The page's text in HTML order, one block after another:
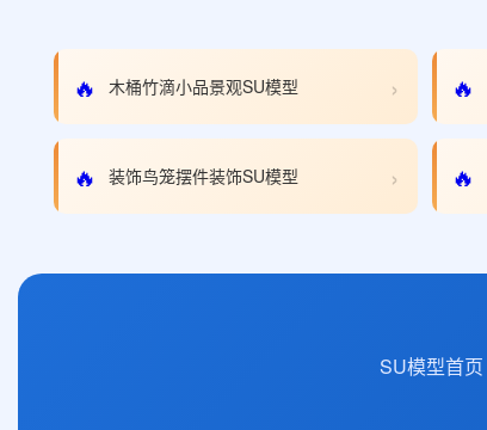
🔥 木桶竹滴小品景观SU模型 › 🔥
🔥 装饰鸟笼摆件装饰SU模型 › 🔥
SU模型首页